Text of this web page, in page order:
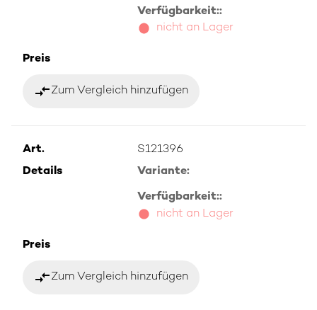
Verfügbarkeit::
nicht an Lager
Preis
compare_arrowsZum Vergleich hinzufügen
Art.
S121396
Details
Variante:
Verfügbarkeit::
nicht an Lager
Preis
compare_arrowsZum Vergleich hinzufügen